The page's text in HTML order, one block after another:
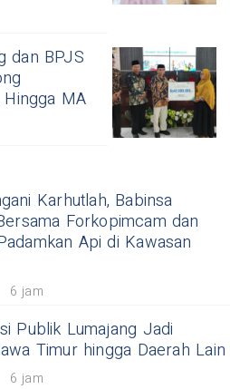
dan BPJS
Hingga MA
Karhutlah, Babinsa
Forkopimcam dan
Api di Kawasan
6 jam
Publik Lumajang Jadi
Timur hingga Daerah Lain
6 jam